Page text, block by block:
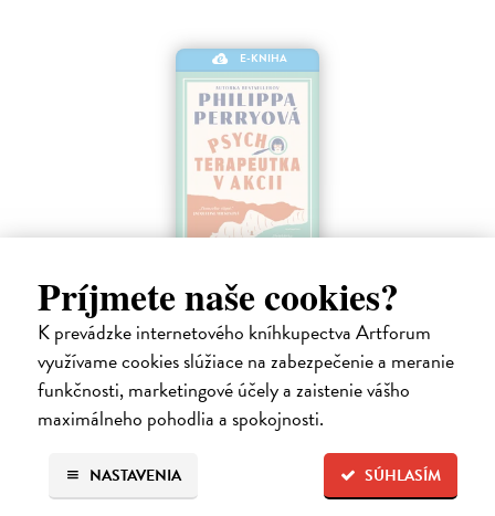
Príjmete naše cookies?
K prevádzke internetového kníhkupectva Artforum
využívame cookies slúžiace na zabezpečenie a meranie
funkčnosti, marketingové účely a zaistenie vášho
maximálneho pohodlia a spokojnosti.
SÚHLASÍM
NASTAVENIA
E-KNIHA
Psychoterapeutka v akcii
Perryová Philippa| Elektronická kniha
Mimoriadne zábavná detektívka od najobľúbenejšej britskej
terapeutky a autorky kníh Toto mali čítať naši rodičia a Toto by si mali
prečítať všetci, ktorých máte radi. Keď sa pri útesoch Beachy Head
nájde…
PDF
16,95 €